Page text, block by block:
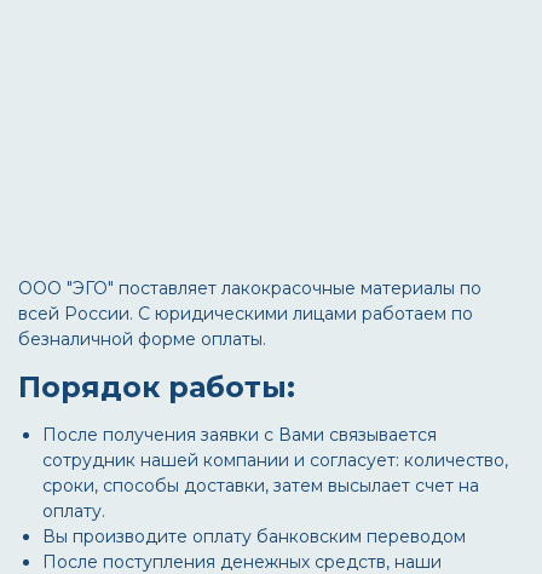
ООО "ЭГО" поставляет лакокрасочные материалы по
всей России. С юридическими лицами работаем по
безналичной форме оплаты.
Порядок работы:
После получения заявки с Вами связывается
сотрудник нашей компании и согласует: количество,
сроки, способы доставки, затем высылает счет на
оплату.
Вы производите оплату банковским переводом
После поступления денежных средств, наши